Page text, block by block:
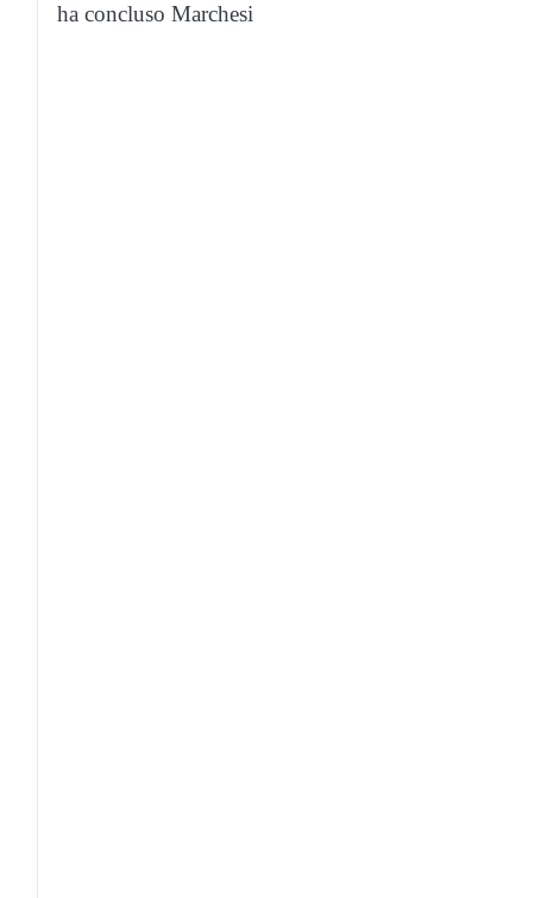
ha concluso Marchesi